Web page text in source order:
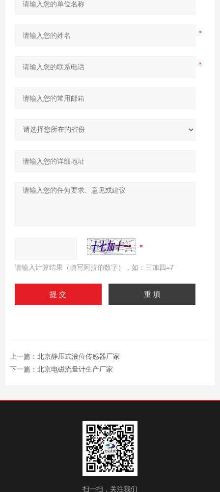
请输入计算结果（填写阿拉伯数字），如：三加四=7
上一篇： 北京静压式液位传感器厂家
下一篇： 北京电磁流量计生产厂家
扫一扫，关注我们